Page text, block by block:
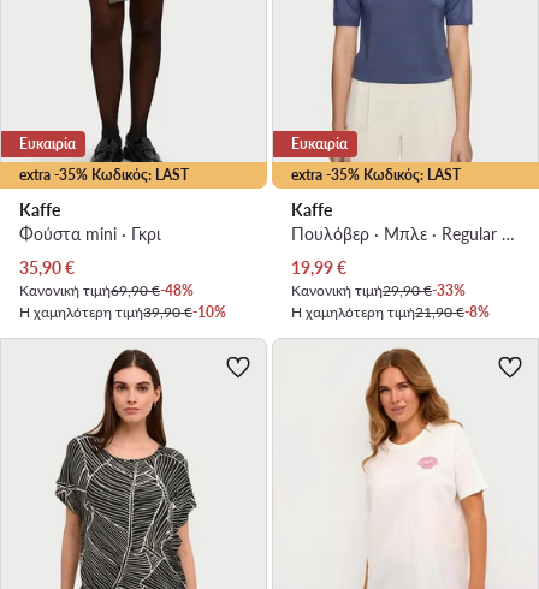
extra -35% Κωδικός: LAST
Ευκαιρία
Kaffe
Φούστα mini · Γκρι
Τρέχουσα τιμή
35,90€
Κανονική τιμή69,90 €-48%
Η χαμηλότερη τιμή39,90 €-10%
extra -35% Κωδικός: LAST
Ευκαιρία
Kaffe
Πουλόβερ · Μπλε · Regular Fit
Τρέχουσα τιμή
19,99€
Κανονική τιμή29,90 €-33%
Η χαμηλότερη τιμή21,90 €-8%